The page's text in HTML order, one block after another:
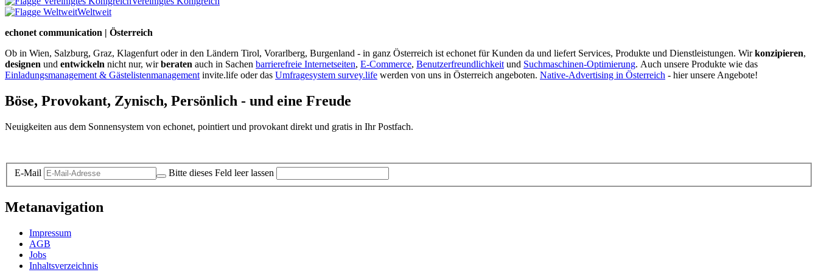
Weltweit
echonet communication | Österreich
Ob in Wien, Salzburg, Graz, Klagenfurt oder in den Ländern Tirol, Vorarlberg, Burgenland - in ganz Österreich ist echonet für Kunden da und liefert Services, Produkte und Dienstleistungen. Wirkonzipieren,
designen und entwickeln nicht nur, wirberaten auch in Sachen barrierefreie Internetseiten, E-Commerce, Benutzerfreundlichkeit und Suchmaschinen-Optimierung. Auch unsere Produkte wie das
Einladungsmanagement & Gästelistenmanagement invite.life oder das Umfragesystem survey.life werden von uns in Österreich angeboten. Native-Advertising in Österreich - hier unsere Angebote!
Böse, Provokant, Zynisch, Persönlich - und eine Freude
Neuigkeiten aus dem Sonnensystem von echonet, pointiert und provokant direkt und gratis in Ihr Postfach.
E-Mail Bitte dieses Feld leer lassen
Metanavigation
Impressum
AGB
Jobs
Inhaltsverzeichnis